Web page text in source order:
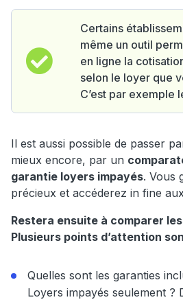
Certains
même un outil
en ligne la
selon le loyer que
C’est par exemple
Il est aussi possible de passer
mieux encore, par un
garantie loyers impayés. Vous
précieux et accéderez in fine
Restera ensuite à comparer
Plusieurs points d’attention
Quelles sont les garanties
Loyers impayés seulement ?